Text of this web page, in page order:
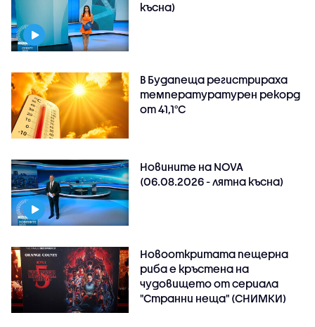
късна)
В Будапеща регистрираха
температуратурен рекорд
от 41,1°C
Новините на NOVA
(06.08.2026 - лятна късна)
Новооткритата пещерна
риба е кръстена на
чудовището от сериала
"Странни неща" (СНИМКИ)